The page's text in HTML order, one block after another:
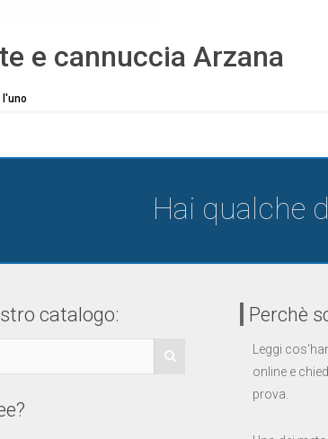
e cannuccia Arzana
l'uno
Hai qualche
catalogo: Perchè
Leggi
online e
prova.